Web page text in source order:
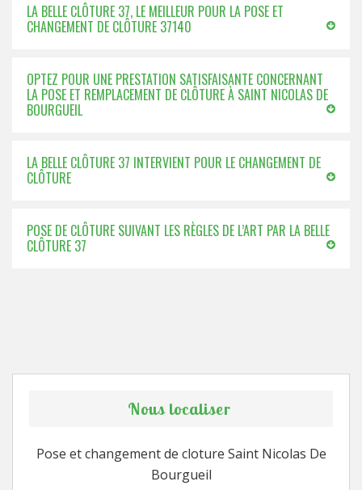
LA BELLE CLÔTURE 37, LE MEILLEUR POUR LA POSE ET
CHANGEMENT DE CLÔTURE 37140
OPTEZ POUR UNE PRESTATION SATISFAISANTE CONCERNANT
LA POSE ET REMPLACEMENT DE CLÔTURE À SAINT NICOLAS DE
BOURGUEIL
LA BELLE CLÔTURE 37 INTERVIENT POUR LE CHANGEMENT DE
CLÔTURE
POSE DE CLÔTURE SUIVANT LES RÈGLES DE L’ART PAR LA BELLE
CLÔTURE 37
Nous localiser
Pose et changement de cloture Saint Nicolas De
Bourgueil